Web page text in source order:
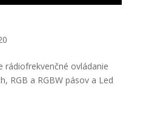
rádiofrekvenčné ovládanie
RGB a RGBW pásov a Led